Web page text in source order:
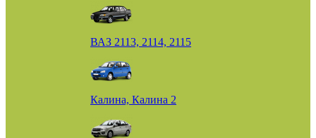
ВАЗ 2113, 2114, 2115
Калина, Калина 2